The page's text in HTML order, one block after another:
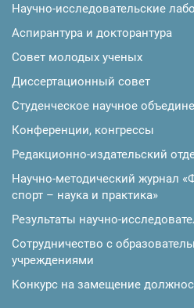
Научно-исследовательские
Аспирантура и докторантура
Совет молодых ученых
Диссертационный совет
Студенческое научное
Конференции, конгрессы
Редакционно-издательский
Научно-методический журнал
спорт – наука и практика»
Результаты научно-
Сотрудничество с
учреждениями
Конкурс на замещение